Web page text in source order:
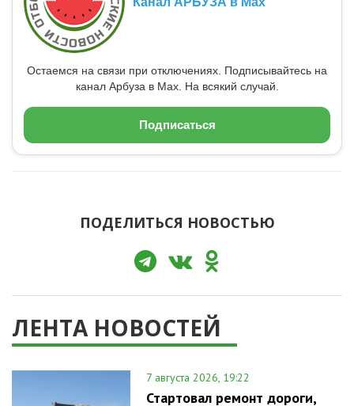
Остаемся на связи при отключениях. Подписывайтесь на
канал Арбуза в Max. На всякий случай.
Подписаться
ПОДЕЛИТЬСЯ НОВОСТЬЮ
ЛЕНТА НОВОСТЕЙ
7 августа 2026, 19:22
Стартовал ремонт дороги,